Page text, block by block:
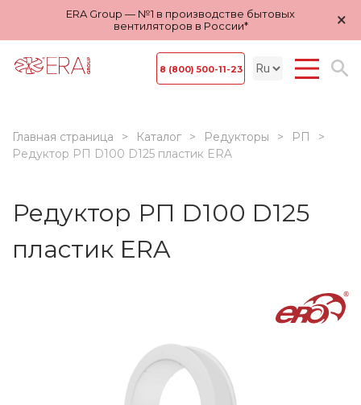
ERA Group — №1 в производстве бытовых
вентиляторов в России*
×
8 (800) 500-11-23
Главная страница Каталог Редукторы
РП
Редуктор РП D100 D125 пластик ERA
Редуктор РП D100 D125
пластик ERA